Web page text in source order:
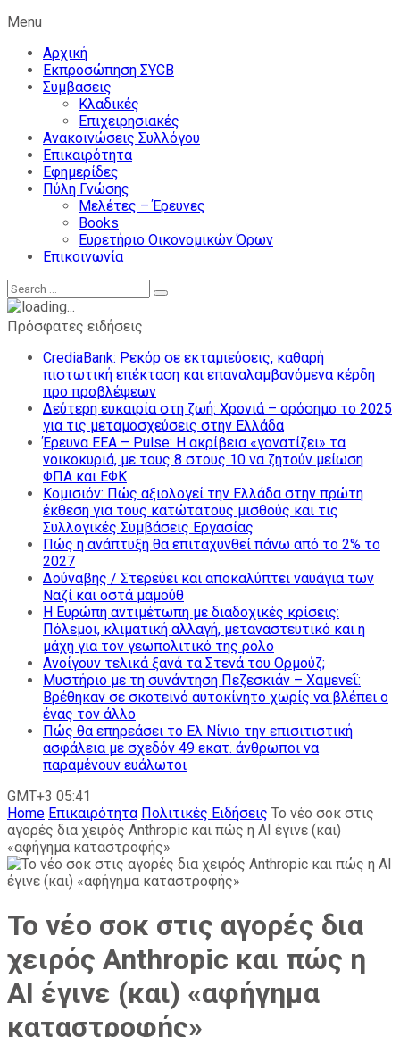
Menu
Αρχική
Εκπροσώπηση ΣΥCB
Συμβασεις
Κλαδικές
Επιχειρησιακές
Ανακοινώσεις Συλλόγου
Επικαιρότητα
Εφημερίδες
Πύλη Γνώσης
Μελέτες – Έρευνες
Books
Ευρετήριο Οικονομικών Όρων
Επικοινωνία
Πρόσφατες ειδήσεις
CrediaBank: Ρεκόρ σε εκταμιεύσεις, καθαρή
πιστωτική επέκταση και επαναλαμβανόμενα κέρδη
προ προβλέψεων
Δεύτερη ευκαιρία στη ζωή: Χρονιά – ορόσημο το 2025
για τις μεταμοσχεύσεις στην Ελλάδα
Έρευνα ΕΕΑ – Pulse: Η ακρίβεια «γονατίζει» τα
νοικοκυριά, με τους 8 στους 10 να ζητούν μείωση
ΦΠΑ και ΕΦΚ
Κομισιόν: Πώς αξιολογεί την Ελλάδα στην πρώτη
έκθεση για τους κατώτατους μισθούς και τις
Συλλογικές Συμβάσεις Εργασίας
Πώς η ανάπτυξη θα επιταχυνθεί πάνω από το 2% το
2027
Δούναβης / Στερεύει και αποκαλύπτει ναυάγια των
Ναζί και οστά μαμούθ
Η Ευρώπη αντιμέτωπη με διαδοχικές κρίσεις:
Πόλεμοι, κλιματική αλλαγή, μεταναστευτικό και η
μάχη για τον γεωπολιτικό της ρόλο
Ανοίγουν τελικά ξανά τα Στενά του Ορμούζ;
Μυστήριο με τη συνάντηση Πεζεσκιάν – Χαμενεΐ:
Βρέθηκαν σε σκοτεινό αυτοκίνητο χωρίς να βλέπει ο
ένας τον άλλο
Πώς θα επηρεάσει το Ελ Νίνιο την επισιτιστική
ασφάλεια με σχεδόν 49 εκατ. άνθρωποι να
παραμένουν ευάλωτοι
GMT+3 05:41
Home Επικαιρότητα Πολιτικές Ειδήσεις Το νέο σοκ στις
αγορές δια χειρός Anthropic και πώς η AΙ έγινε (και)
«αφήγημα καταστροφής»
Το νέο σοκ στις αγορές δια
χειρός Anthropic και πώς η
AΙ έγινε (και) «αφήγημα
καταστροφής»